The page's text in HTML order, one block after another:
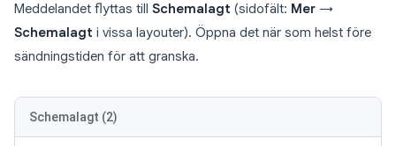
Meddelandet flyttas till Schemalagt (sidofält: Mer →
Schemalagt i vissa layouter). Öppna det när som helst före
sändningstiden för att granska.
Schemalagt (2)